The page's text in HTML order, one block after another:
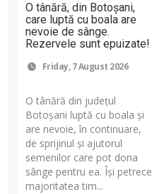
O tânără, din Botoșani,
care luptă cu boala are
nevoie de sânge.
Rezervele sunt epuizate!
Friday, 7 August 2026
O tânără din județul
Botoșani luptă cu boala și
are nevoie, în continuare,
de sprijinul și ajutorul
semenilor care pot dona
sânge pentru ea. Își petrece
majoritatea tim...